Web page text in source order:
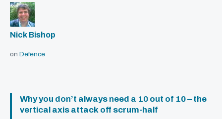
Nick Bishop
on Defence
Why you don’t always need a 10 out of 10 – the
vertical axis attack off scrum-half